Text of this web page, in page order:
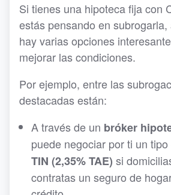
Si tienes una hipoteca fija con
estás pensando en
hay varias opciones
mejorar las condiciones.
Por ejemplo, entre las
destacadas están:
A través de un bróker
puede negociar por ti un
TIN (2,35% TAE) si
contratas un seguro de